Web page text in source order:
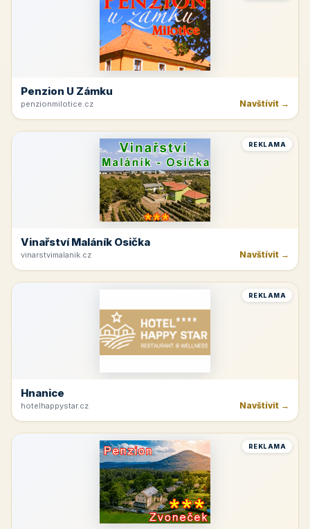
Penzion U Zámku
penzionmilotice.cz Navštívit →
REKLAMA
Vinařství Maláník Osička
vinarstvimalanik.cz Navštívit →
REKLAMA
Hnanice
hotelhappystar.cz Navštívit →
REKLAMA